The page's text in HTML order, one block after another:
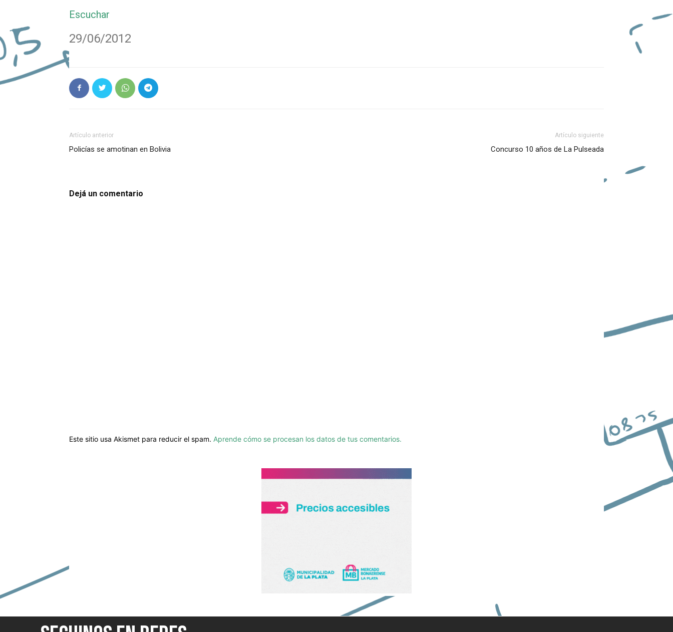
Escuchar
29/06/2012
Artículo anterior
Policías se amotinan en Bolivia
Artículo siguiente
Concurso 10 años de La Pulseada
Dejá un comentario
Este sitio usa Akismet para reducir el spam. Aprende cómo se procesan los datos de tus comentarios.